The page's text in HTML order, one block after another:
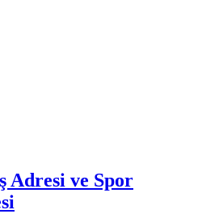
Adresi ve Spor